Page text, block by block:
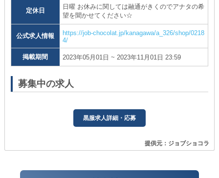
定休日
日曜 お休みに関しては融通がきくのでアナタの希
望を聞かせてください☆
公式求人情報
https://job-chocolat.jp/kanagawa/a_326/shop/0218
4/
掲載期間 2023年05月01日 ~ 2023年11月01日 23:59
募集中の求人
黒服求人詳細・応募
提供元：ジョブショコラ